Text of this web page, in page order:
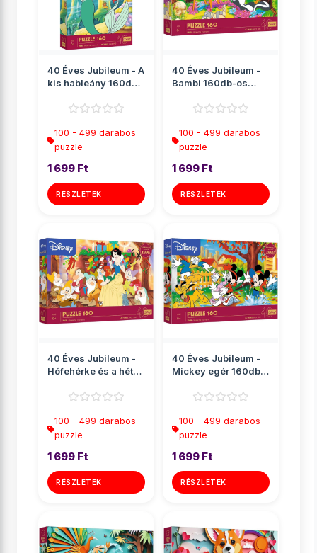
40 Éves Jubileum - A
kis hableány 160db-
100 - 499 darabos
puzzle
1 699 Ft
RÉSZLETEK
40 Éves Jubileum -
Bambi 160db-os
100 - 499 darabos
puzzle
1 699 Ft
RÉSZLETEK
40 Éves Jubileum -
Hófehérke és a hét
100 - 499 darabos
puzzle
1 699 Ft
RÉSZLETEK
40 Éves Jubileum -
Mickey egér 160db-
100 - 499 darabos
puzzle
1 699 Ft
RÉSZLETEK